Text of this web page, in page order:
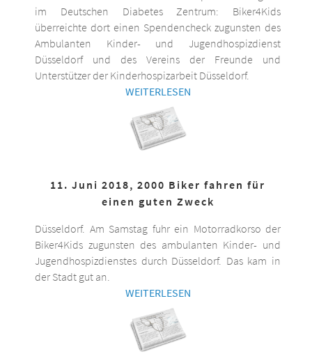
im Deutschen Diabetes Zentrum: Biker4Kids
überreichte dort einen Spendencheck zugunsten des
Ambulanten Kinder- und Jugendhospizdienst
Düsseldorf und des Vereins der Freunde und
Unterstützer der Kinderhospizarbeit Düsseldorf.
WEITERLESEN
11. Juni 2018, 2000 Biker fahren für
einen guten Zweck
Düsseldorf. Am Samstag fuhr ein Motorradkorso der
Biker4Kids zugunsten des ambulanten Kinder- und
Jugendhospizdienstes durch Düsseldorf. Das kam in
der Stadt gut an.
WEITERLESEN